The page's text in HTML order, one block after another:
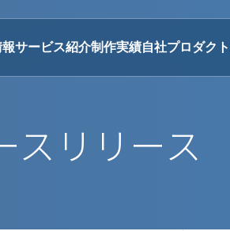
サービス紹介制作実績自社プロダクト
スリリース